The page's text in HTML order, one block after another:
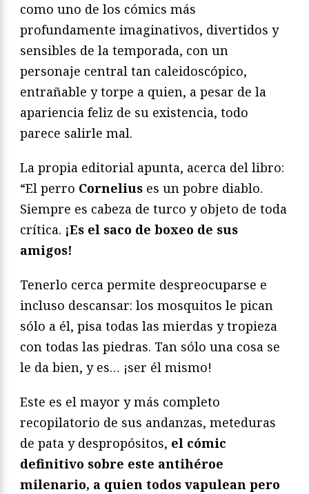
como uno de los cómics más
profundamente imaginativos, divertidos y
sensibles de la temporada, con un
personaje central tan caleidoscópico,
entrañable y torpe a quien, a pesar de la
apariencia feliz de su existencia, todo
parece salirle mal.
La propia editorial apunta, acerca del libro:
“El perro Cornelius es un pobre diablo.
Siempre es cabeza de turco y objeto de toda
crítica. ¡Es el saco de boxeo de sus
amigos!
Tenerlo cerca permite despreocuparse e
incluso descansar: los mosquitos le pican
sólo a él, pisa todas las mierdas y tropieza
con todas las piedras. Tan sólo una cosa se
le da bien, y es… ¡ser él mismo!
Este es el mayor y más completo
recopilatorio de sus andanzas, meteduras
de pata y despropósitos, el cómic
definitivo sobre este antihéroe
milenario, a quien todos vapulean pero